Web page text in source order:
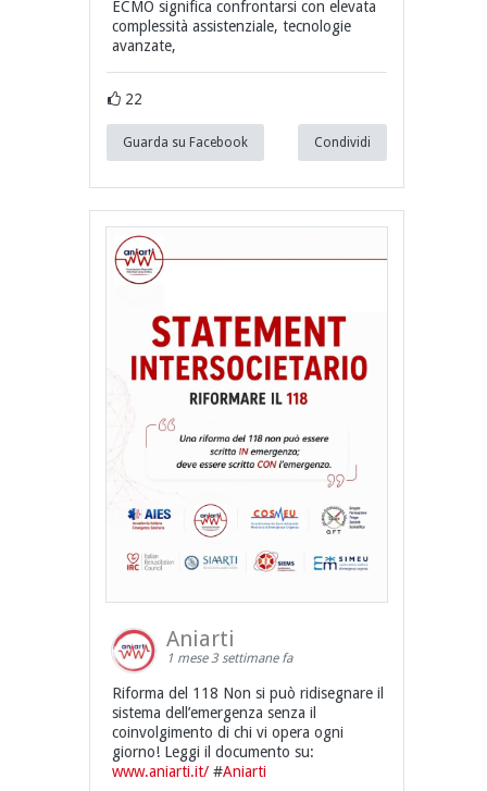
ECMO significa confrontarsi con elevata
complessità assistenziale, tecnologie
avanzate,
22
Guarda su Facebook Condividi
Aniarti
1 mese 3 settimane fa
Riforma del 118 Non si può ridisegnare il
sistema dell’emergenza senza il
coinvolgimento di chi vi opera ogni
giorno! Leggi il documento su:
www.aniarti.it/#Aniarti